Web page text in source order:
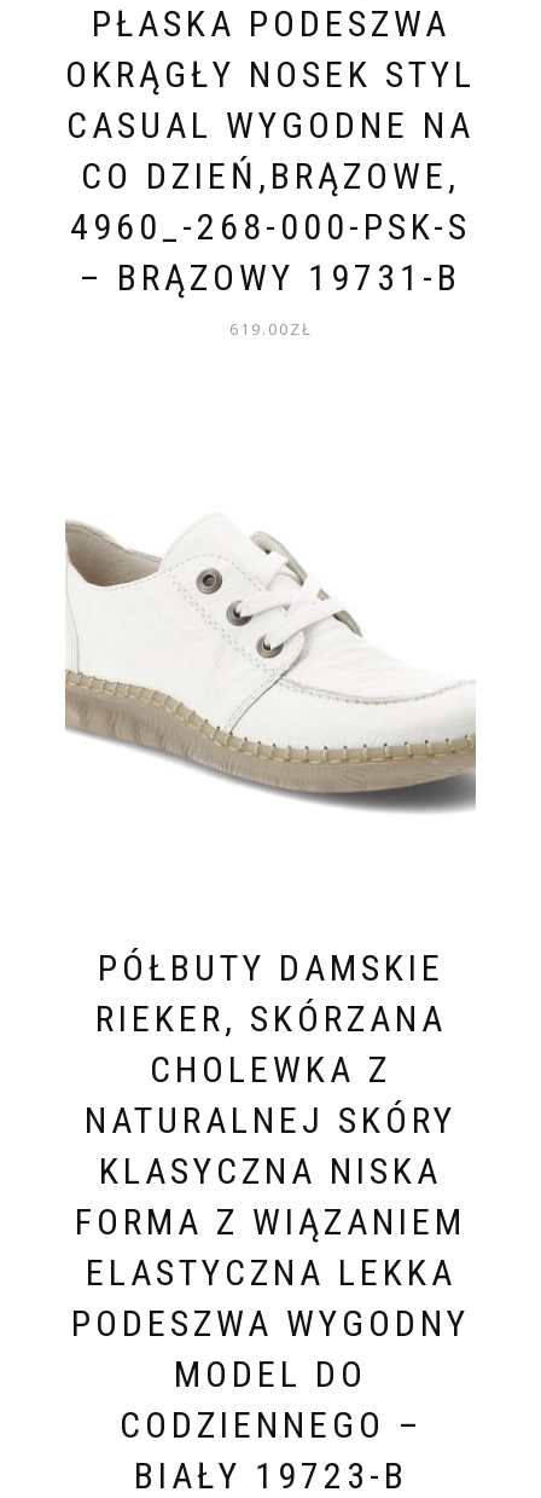
PŁASKA PODESZWA
OKRĄGŁY NOSEK STYL
CASUAL WYGODNE NA
CO DZIEŃ,BRĄZOWE,
4960_-268-000-PSK-S
– BRĄZOWY 19731-B
619.00ZŁ
PÓŁBUTY DAMSKIE
RIEKER, SKÓRZANA
CHOLEWKA Z
NATURALNEJ SKÓRY
KLASYCZNA NISKA
FORMA Z WIĄZANIEM
ELASTYCZNA LEKKA
PODESZWA WYGODNY
MODEL DO
CODZIENNEGO –
BIAŁY 19723-B